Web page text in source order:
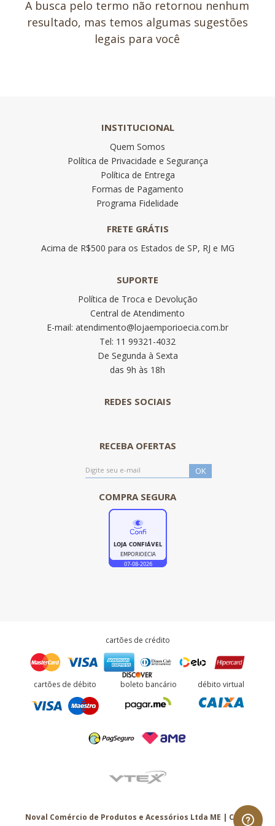
A busca pelo termo não retornou nenhum
resultado, mas temos algumas sugestões
legais para você
INSTITUCIONAL
Quem Somos
Política de Privacidade e Segurança
Política de Entrega
Formas de Pagamento
Programa Fidelidade
FRETE GRÁTIS
Acima de R$500 para os Estados de SP, RJ e MG
SUPORTE
Política de Troca e Devolução
Central de Atendimento
E-mail: atendimento@lojaemporioecia.com.br
Tel: 11 99321-4032
De Segunda à Sexta
das 9h às 18h
REDES SOCIAIS
RECEBA OFERTAS
COMPRA SEGURA
cartões de crédito
cartões de débito boleto bancário débito virtual
Noval Comércio de Produtos e Acessórios Ltda ME | CNPJ: